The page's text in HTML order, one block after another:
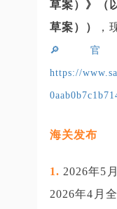
草案）》（
草案））
，
🔎
https://
海关发布
1. 2026年5
2026年4月